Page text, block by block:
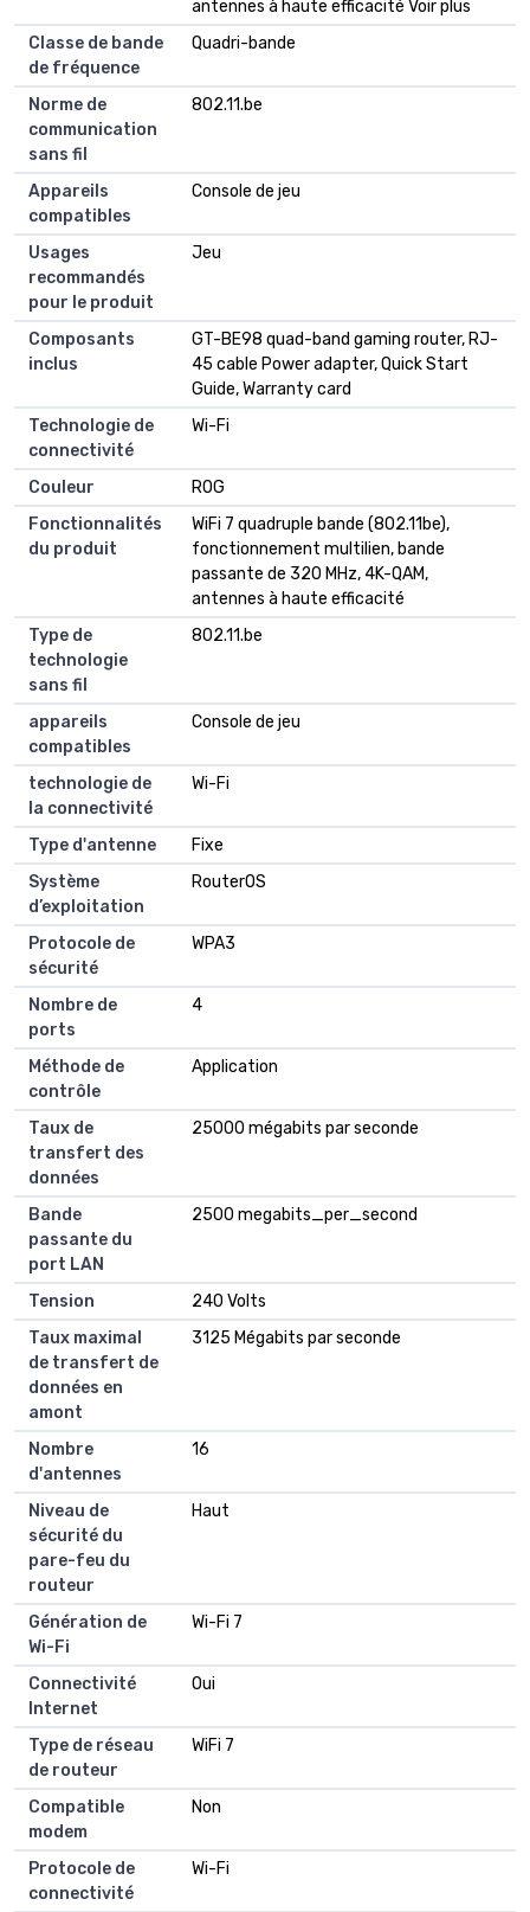
antennes à haute efficacité Voir plus
Classe de bande
de fréquence
Quadri-bande
Norme de
communication
sans fil
802.11.be
Appareils
compatibles
Console de jeu
Usages
recommandés
pour le produit
Jeu
Composants
inclus
GT-BE98 quad-band gaming router, RJ-
45 cable Power adapter, Quick Start
Guide, Warranty card
Technologie de
connectivité
Wi-Fi
Couleur
ROG
Fonctionnalités
du produit
WiFi 7 quadruple bande (802.11be),
fonctionnement multilien, bande
passante de 320 MHz, 4K-QAM,
antennes à haute efficacité
Type de
technologie
sans fil
802.11.be
appareils
compatibles
Console de jeu
technologie de
la connectivité
Wi-Fi
Type d'antenne
Fixe
Système
d’exploitation
RouterOS
Protocole de
sécurité
WPA3
Nombre de
ports
4
Méthode de
contrôle
Application
Taux de
transfert des
données
25000 mégabits par seconde
Bande
passante du
port LAN
2500 megabits_per_second
Tension
240 Volts
Taux maximal
de transfert de
données en
amont
3125 Mégabits par seconde
Nombre
d'antennes
16
Niveau de
sécurité du
pare-feu du
routeur
Haut
Génération de
Wi-Fi
Wi-Fi 7
Connectivité
Internet
Oui
Type de réseau
de routeur
WiFi 7
Compatible
modem
Non
Protocole de
connectivité
Wi-Fi